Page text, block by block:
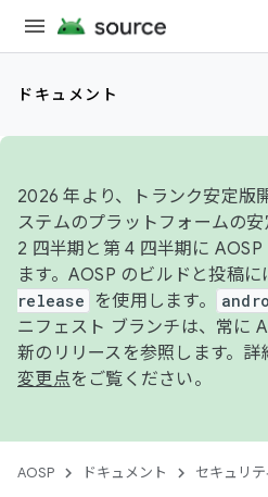
ドキュメント
2026 年より、トランク安定版
ステムのプラットフォームの
2 四半期と第 4 四半期に
ます。AOSP のビルドと投稿に
release
を使用します。
ニフェスト ブランチは、常に
新のリリースを参照します。
変更点をご覧ください。
AOSP ドキュメント セキュリテ